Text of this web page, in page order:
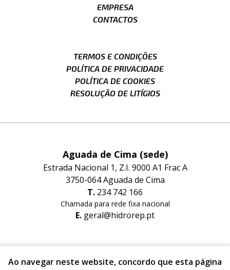
Ao navegar neste website, concordo que esta página
EMPRESA
CONTACTOS
TERMOS E CONDIÇÕES
POLÍTICA DE PRIVACIDADE
POLÍTICA DE COOKIES
RESOLUÇÃO DE LITÍGIOS
Aguada de Cima (sede)
Estrada Nacional 1, Z.I. 9000 A1 Frac A
3750-064 Aguada de Cima
234 742 166
Chamada para rede fixa nacional
geral@hidrorep.pt
Estrada Nacional nº1 Lugar do Areeiro